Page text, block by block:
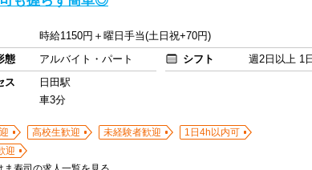
時給1150円＋曜日手当(土日祝+70円)
態
アルバイト・パート シフト
週2日以上 1
ス
日田駅
車3分
高校生歓迎 未経験者歓迎
1日4h以内可
迎